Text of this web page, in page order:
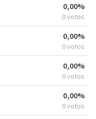
0,00%
0 votos
0,00%
0 votos
0,00%
0 votos
0,00%
0 votos